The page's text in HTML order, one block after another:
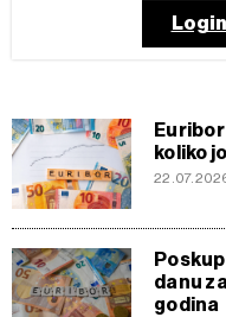
koliko
danu
godina